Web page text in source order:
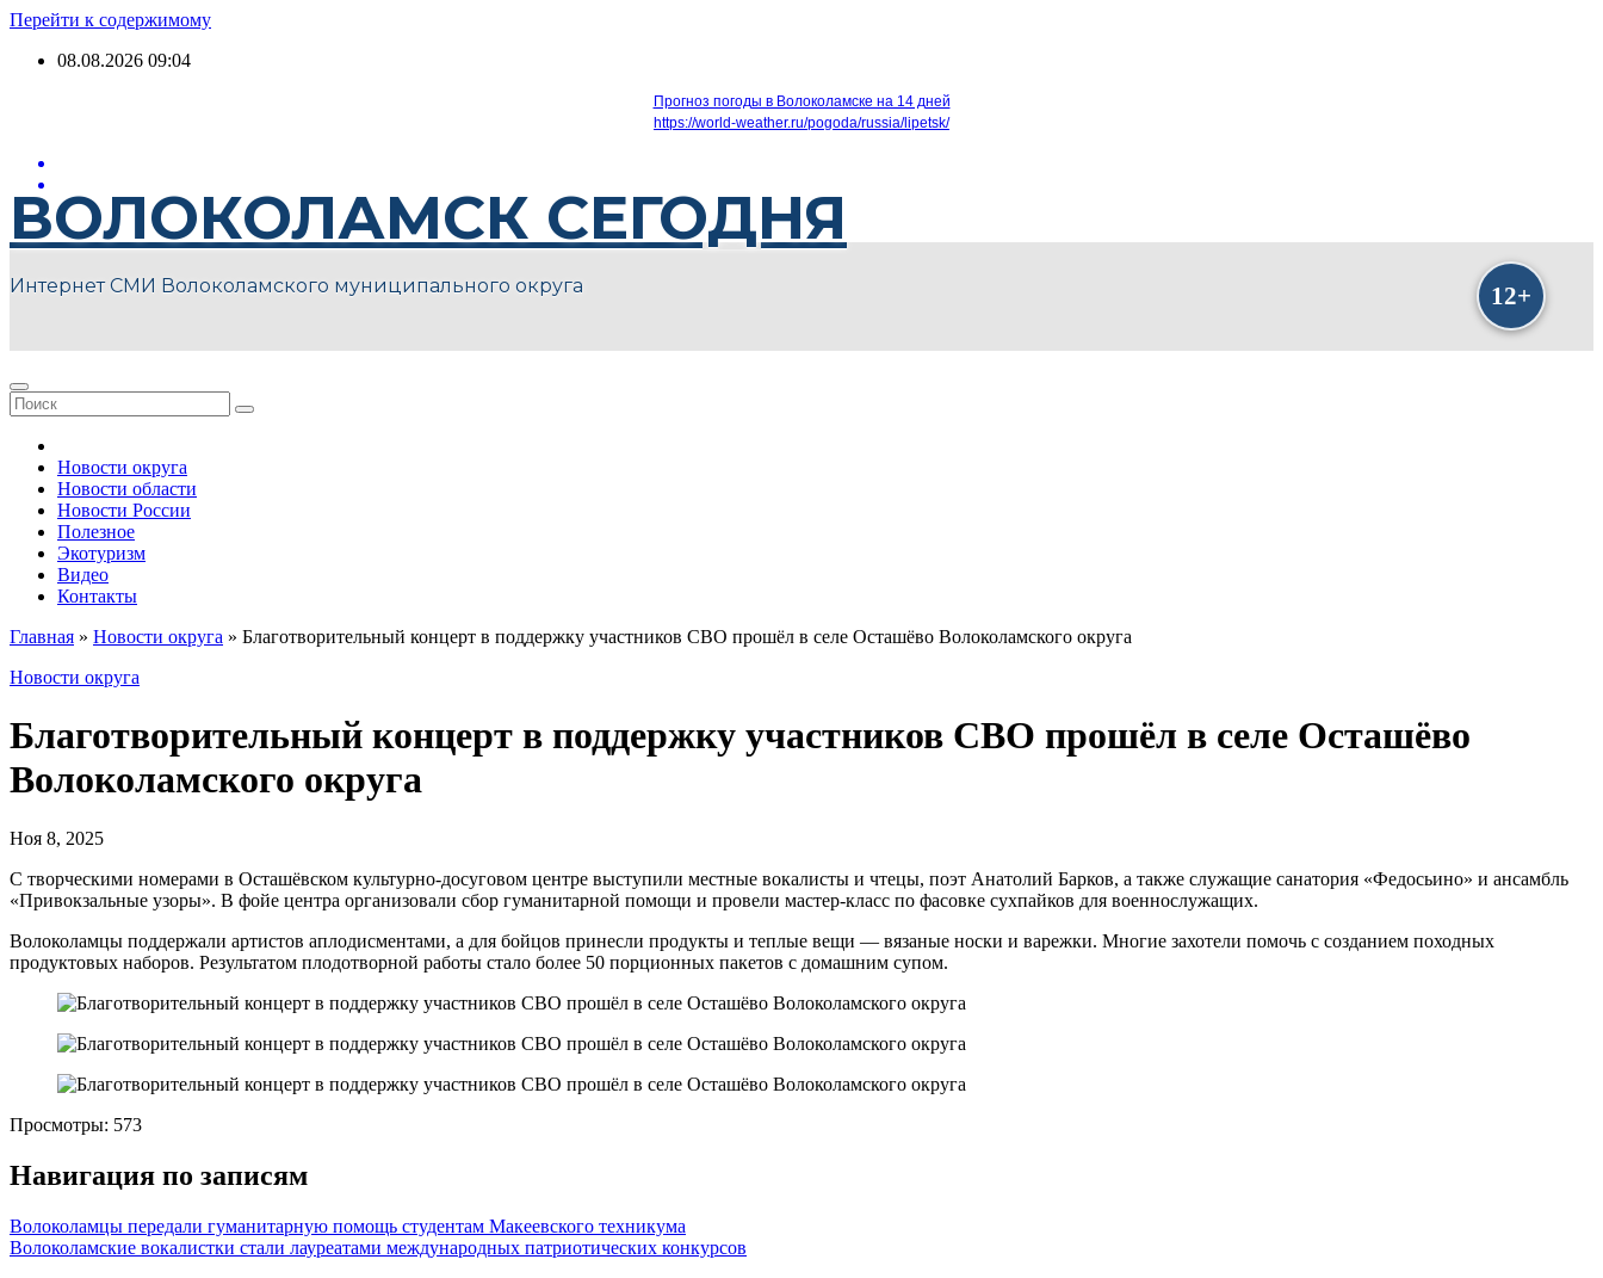
Перейти к содержимому
08.08.2026 09:04
Прогноз погоды в Волоколамске на 14 дней
https://world-weather.ru/pogoda/russia/lipetsk/
ВОЛОКОЛАМСК СЕГОДНЯ
Интернет СМИ Волоколамского муниципального округа
Новости округа
Новости области
Новости России
Полезное
Экотуризм
Видео
Контакты
Главная » Новости округа » Благотворительный концерт в поддержку участников СВО прошёл в селе Осташёво Волоколамского округа
Новости округа
Благотворительный концерт в поддержку участников СВО прошёл в селе Осташёво
Волоколамского округа
Ноя 8, 2025
С творческими номерами в Осташёвском культурно-досуговом центре выступили местные вокалисты и чтецы, поэт Анатолий Барков, а также служащие санатория «Федосьино» и ансамбль
«Привокзальные узоры». В фойе центра организовали сбор гуманитарной помощи и провели мастер-класс по фасовке сухпайков для военнослужащих.
Волоколамцы поддержали артистов аплодисментами, а для бойцов принесли продукты и теплые вещи — вязаные носки и варежки. Многие захотели помочь с созданием походных
продуктовых наборов. Результатом плодотворной работы стало более 50 порционных пакетов с домашним супом.
Просмотры: 573
Навигация по записям
Волоколамцы передали гуманитарную помощь студентам Макеевского техникума
Волоколамские вокалистки стали лауреатами международных патриотических конкурсов